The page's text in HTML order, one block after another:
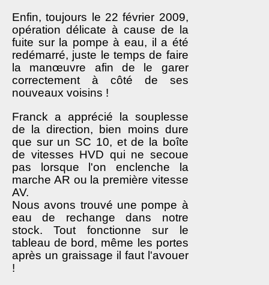
Enfin, toujours le 22 février 2009,
opération délicate à cause de la
fuite sur la pompe à eau, il a été
redémarré, juste le temps de faire
la manœuvre afin de le garer
correctement à côté de ses
nouveaux voisins !
Franck a apprécié la souplesse
de la direction, bien moins dure
que sur un SC 10, et de la boîte
de vitesses HVD qui ne secoue
pas lorsque l'on enclenche la
marche AR ou la première vitesse
AV.
Nous avons trouvé une pompe à
eau de rechange dans notre
stock. Tout fonctionne sur le
tableau de bord, même les portes
après un graissage il faut l'avouer
!